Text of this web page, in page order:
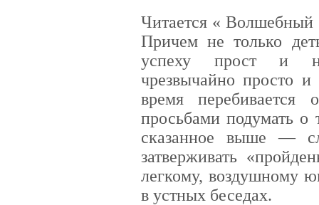
Читается «
Причем не только
успеху прост и
чрезвычайно просто и
время
просьбами подумать о
сказанное выше —
затверживать
легкому, воздушному
в устных беседах.